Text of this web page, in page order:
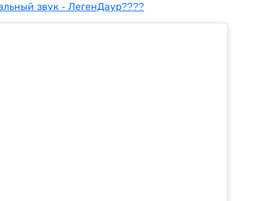
звук - ЛегенДаур????